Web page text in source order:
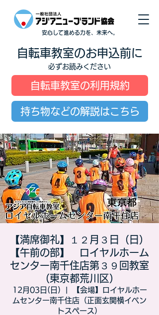
安心して進める力を、未来へ。
自転車教室のお申込前に
必ずお読みください
自転車教室の利用規約
持ち物などの解説はこちら
【満席御礼】１２月３日（日）
【午前の部】 ロイヤルホーム
センター南千住店第３９回教室
（東京都荒川区）
12月03日(日)
【会場】ロイヤルホー
ムセンター南千住店（正面玄関横イベン
トスペース）